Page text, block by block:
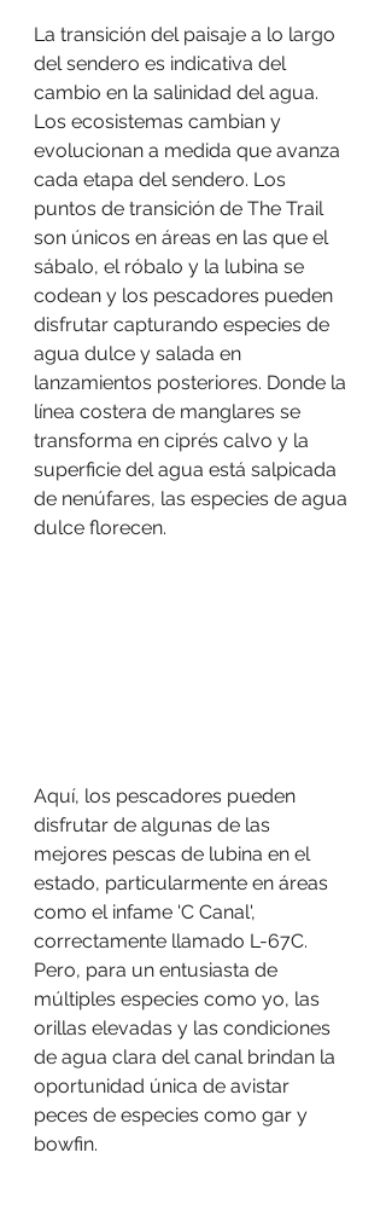
La transición del paisaje a lo largo
del sendero es indicativa del
cambio en la salinidad del agua.
Los ecosistemas cambian y
evolucionan a medida que avanza
cada etapa del sendero. Los
puntos de transición de The Trail
son únicos en áreas en las que el
sábalo, el róbalo y la lubina se
codean y los pescadores pueden
disfrutar capturando especies de
agua dulce y salada en
lanzamientos posteriores. Donde la
línea costera de manglares se
transforma en ciprés calvo y la
superficie del agua está salpicada
de nenúfares, las especies de agua
dulce florecen.
Aquí, los pescadores pueden
disfrutar de algunas de las
mejores pescas de lubina en el
estado, particularmente en áreas
como el infame 'C Canal',
correctamente llamado L-67C.
Pero, para un entusiasta de
múltiples especies como yo, las
orillas elevadas y las condiciones
de agua clara del canal brindan la
oportunidad única de avistar
peces de especies como gar y
bowfin.